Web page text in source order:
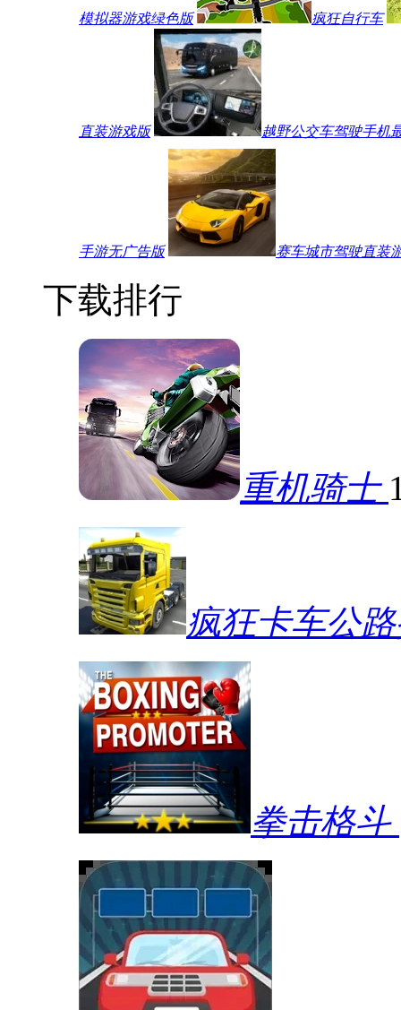
模拟器游戏绿色版 疯狂自行车
直装游戏版 越野公交车驾驶手机
手游无广告版 赛车城市驾驶直装
下载排行
重机骑士
疯狂卡车公
拳击格斗